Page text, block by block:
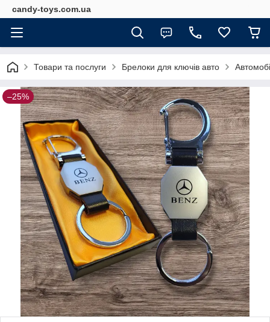
candy-toys.com.ua
Товари та послуги Брелоки для ключів авто
–25%